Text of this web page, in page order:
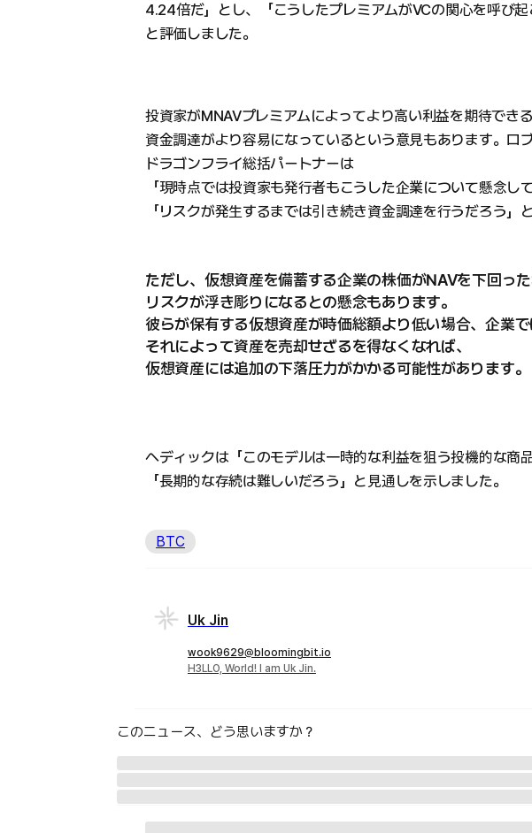
4.24倍だ」とし、「こうしたプレミアムがVCの関心を呼び起
と評価しました。
投資家がMNAVプレミアムによってより高い利益を期待できる
資金調達がより容易になっているという意見もあります。ロ
ドラゴンフライ総括パートナーは
「現時点では投資家も発行者もこうした企業について懸念し
「リスクが発生するまでは引き続き資金調達を行うだろう」
ただし、仮想資産を備蓄する企業の株価がNAVを下回った
リスクが浮き彫りになるとの懸念もあります。
彼らが保有する仮想資産が時価総額より低い場合、企業で
それによって資産を売却せざるを得なくなれば、
仮想資産には追加の下落圧力がかかる可能性があります。
ヘディックは「このモデルは一時的な利益を狙う投機的な商品
「長期的な存続は難しいだろう」と見通しを示しました。
BTC
Uk Jin
wook9629@bloomingbit.io
H3LLO, World! I am Uk Jin.
このニュース、どう思いますか？